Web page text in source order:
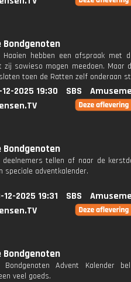
Bondgenoten
Haaien hebben een afspraak met
zij sowieso mogen meedoen. Maar
toen de Ratten zelf onderaan
12-2025 19:30 SBS
Bondgenoten
deelnemers tellen af naar de
speciale adventkalender.
12-2025 19:31 SBS
Bondgenoten
Bondgenoten Advent Kalender
veel goeds.